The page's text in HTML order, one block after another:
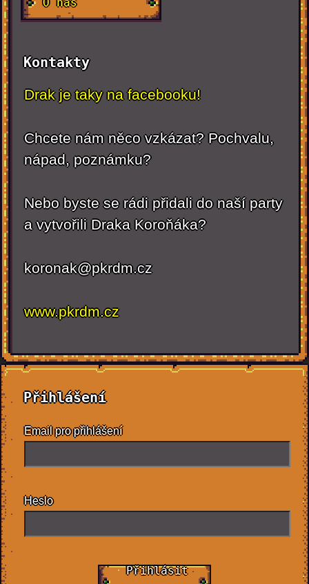
Přihlášení
Email pro přihlášení
Heslo
Přihlásit
Kontakty
Drak je taky na facebooku!
Chcete nám něco vzkázat? Pochvalu,
nápad, poznámku?
Nebo byste se rádi přidali do naší party
a vytvořili Draka Koroňáka?
koronak@pkrdm.cz
www.pkrdm.cz